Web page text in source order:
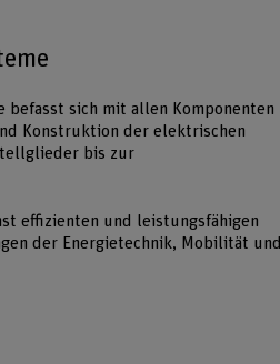
befasst sich mit allen Komponenten
Konstruktion der elektrischen
bis zur
effizienten und leistungsfähigen
der Energietechnik, Mobilität und